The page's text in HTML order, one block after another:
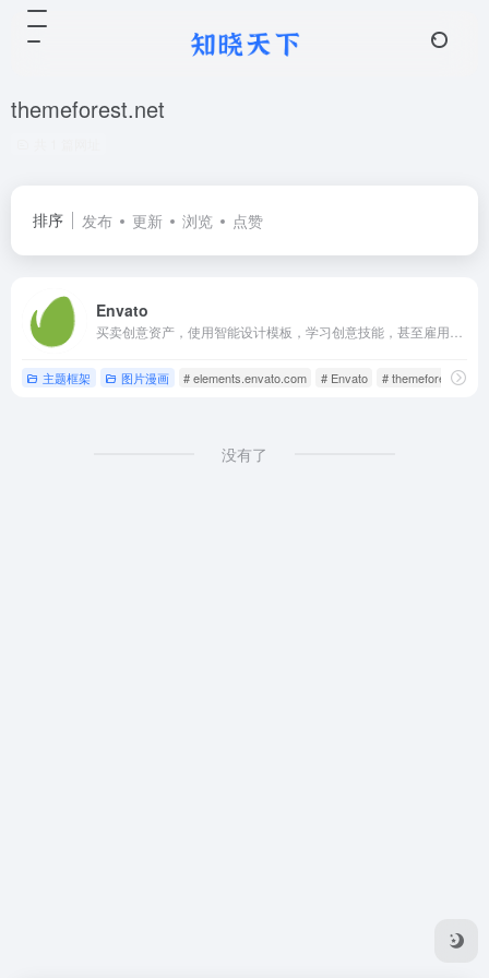
themeforest.net
排序 发布 更新 浏览 点赞
Envato
主题框架 图片漫画 # elements.envato.com # Envato # themeforest.net
没有了